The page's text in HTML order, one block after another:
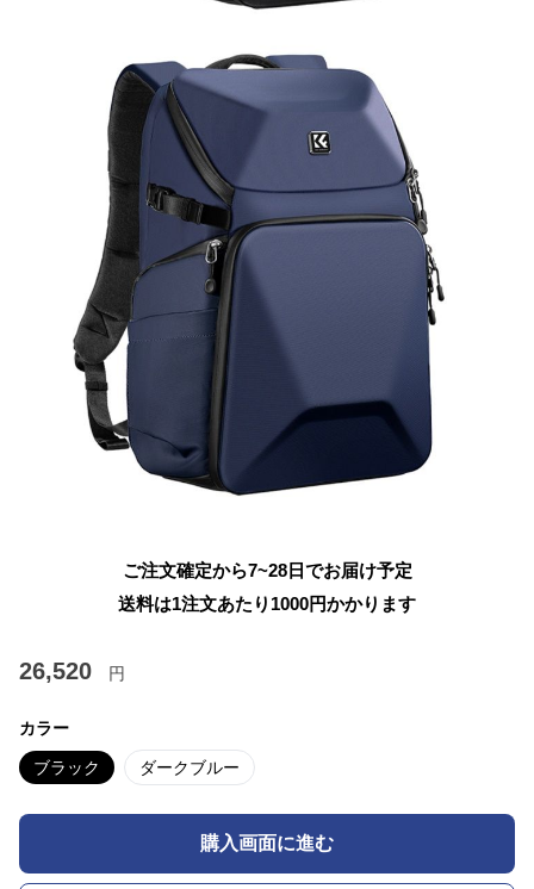
ご注文確定から7~28日でお届け予定
送料は1注文あたり 1000円かかります
26,520 円
カラー
ブラック ダークブルー
購入画面に進む